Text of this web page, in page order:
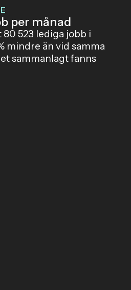
per månad
80 523 lediga jobb i
mindre än vid samma
sammanlagt fanns